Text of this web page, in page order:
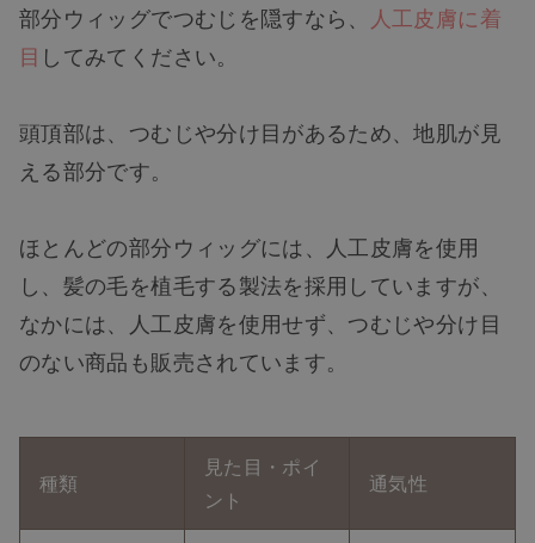
部分ウィッグでつむじを隠すなら、
人工皮膚に着
目 してみてください。
頭頂部は、つむじや分け目があるため、地肌が見
える部分です。
ほとんどの部分ウィッグには、人工皮膚を使用
し、髪の毛を植毛する製法を採用していますが、
なかには、人工皮膚を使用せず、つむじや分け目
のない商品も販売されています。
種類
見た目・ポイ
ント
通気性